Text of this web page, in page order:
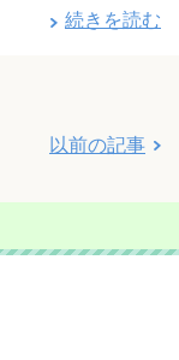
続きを読む
以前の記事